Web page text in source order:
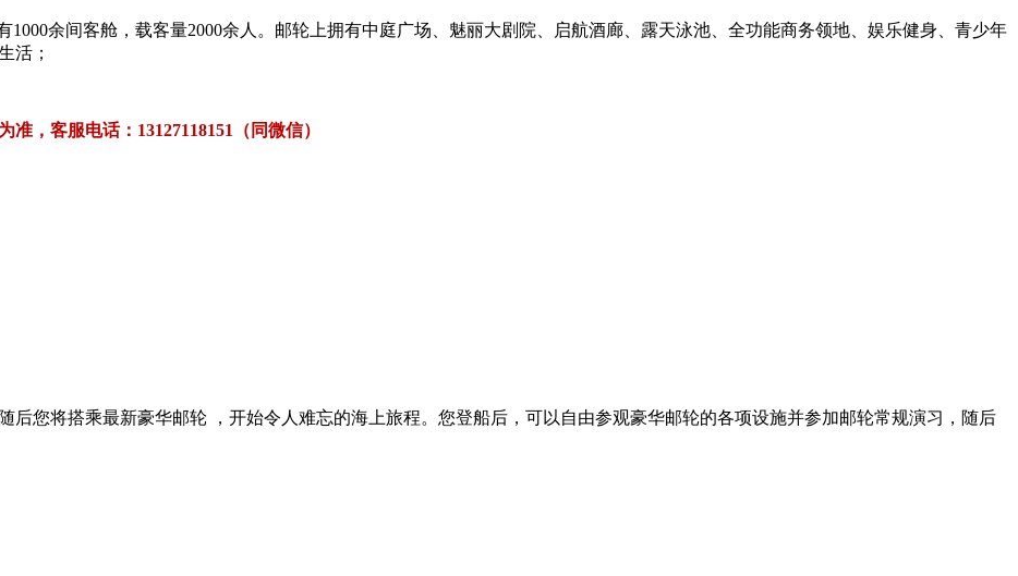
1000余间客舱，载客量2000余人。邮轮上拥有中庭广场、魅丽大剧院、启航酒廊、露天泳池、全功能商务领地、娱乐健身、青少年
活；
，客服电话：13127118151（同微信）
后您将搭乘最新豪华邮轮 ，开始令人难忘的海上旅程。您登船后，可以自由参观豪华邮轮的各项设施并参加邮轮常规演习，随后